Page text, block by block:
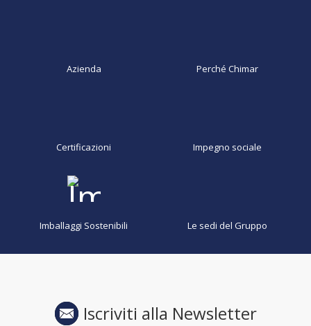
Azienda Perché Chimar
Certificazioni Impegno sociale
Imballaggi Sostenibili Le sedi del Gruppo
Iscriviti alla Newsletter